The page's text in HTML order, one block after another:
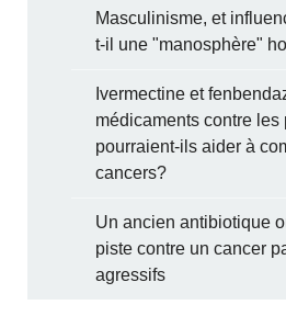
Masculinisme, et
t-il une "manosphère"
Ivermectine et
médicaments contre les
pourraient-ils aider à
cancers?
Un ancien antibiotique
piste contre un cancer
agressifs